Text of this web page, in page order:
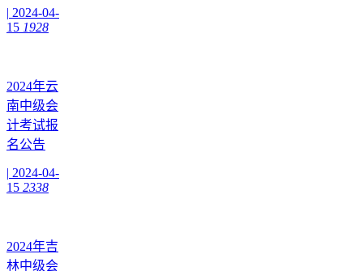
| 2024-04-
15 1928
2024年云
南中级会
计考试报
名公告
| 2024-04-
15 2338
2024年吉
林中级会